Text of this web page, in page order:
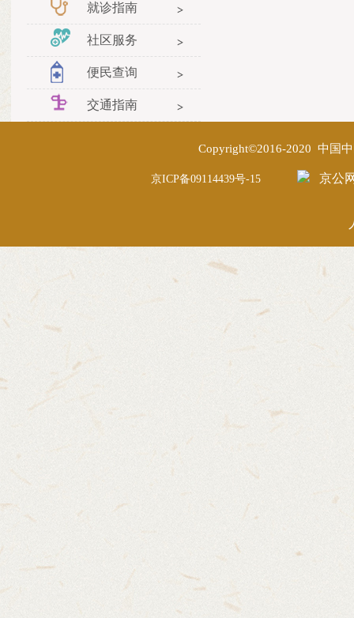
就诊指南
社区服务
便民查询
交通指南
Copyright©2016-2020 中国
京ICP备09114439号-15 京公